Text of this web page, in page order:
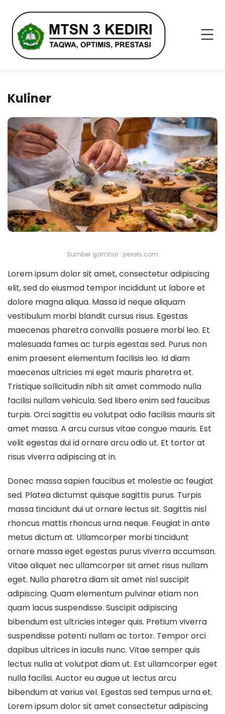
Kuliner
Sumber gambar : pexels.com
Lorem ipsum dolor sit amet, consectetur adipiscing
elit, sed do eiusmod tempor incididunt ut labore et
dolore magna aliqua. Massa id neque aliquam
vestibulum morbi blandit cursus risus. Egestas
maecenas pharetra convallis posuere morbi leo. Et
malesuada fames ac turpis egestas sed. Purus non
enim praesent elementum facilisis leo. Id diam
maecenas ultricies mi eget mauris pharetra et.
Tristique sollicitudin nibh sit amet commodo nulla
facilisi nullam vehicula. Sed libero enim sed faucibus
turpis. Orci sagittis eu volutpat odio facilisis mauris sit
amet massa. A arcu cursus vitae congue mauris. Est
velit egestas dui id ornare arcu odio ut. Et tortor at
risus viverra adipiscing at in.
Donec massa sapien faucibus et molestie ac feugiat
sed. Platea dictumst quisque sagittis purus. Turpis
massa tincidunt dui ut ornare lectus sit. Sagittis nisl
rhoncus mattis rhoncus urna neque. Feugiat in ante
metus dictum at. Ullamcorper morbi tincidunt
ornare massa eget egestas purus viverra accumsan.
Vitae aliquet nec ullamcorper sit amet risus nullam
eget. Nulla pharetra diam sit amet nisl suscipit
adipiscing. Quam elementum pulvinar etiam non
quam lacus suspendisse. Suscipit adipiscing
bibendum est ultricies integer quis. Pretium viverra
suspendisse potenti nullam ac tortor. Tempor orci
dapibus ultrices in iaculis nunc. Vitae semper quis
lectus nulla at volutpat diam ut. Est ullamcorper eget
nulla facilisi. Auctor eu augue ut lectus arcu
bibendum at varius vel. Egestas sed tempus urna et.
Lorem ipsum dolor sit amet consectetur adipiscing